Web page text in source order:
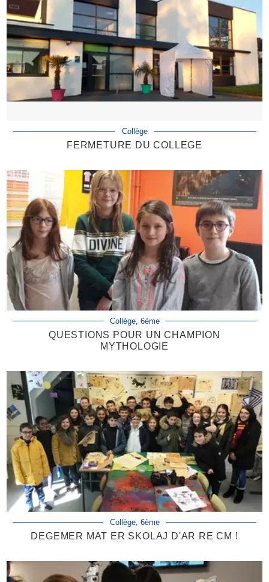
Collège
FERMETURE DU COLLEGE
Collège, 6ème
QUESTIONS POUR UN CHAMPION
MYTHOLOGIE
Collège, 6ème
DEGEMER MAT ER SKOLAJ D'AR RE CM !